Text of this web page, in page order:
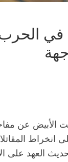
في
عن
العهد على